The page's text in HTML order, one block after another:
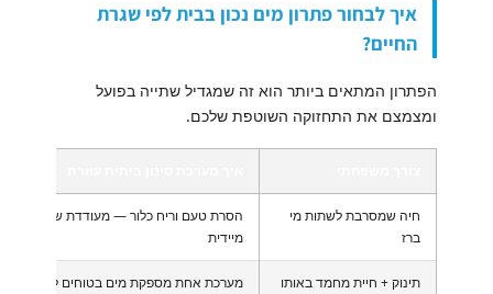
איך לבחור פתרון מים נכון בבית לפי שגרת
החיים?
הפתרון המתאים ביותר הוא זה שמגדיל שתייה בפועל
ומצמצם את התחזוקה השוטפת שלכם.
חיה שמסרבת לשתות מי
ברז
הסרת טעם וריח כלור — מעודדת שתייה
מיידית
תינוק + חיית מחמד באותו
מערכת אחת מספקת מים בטוחים לכל בני